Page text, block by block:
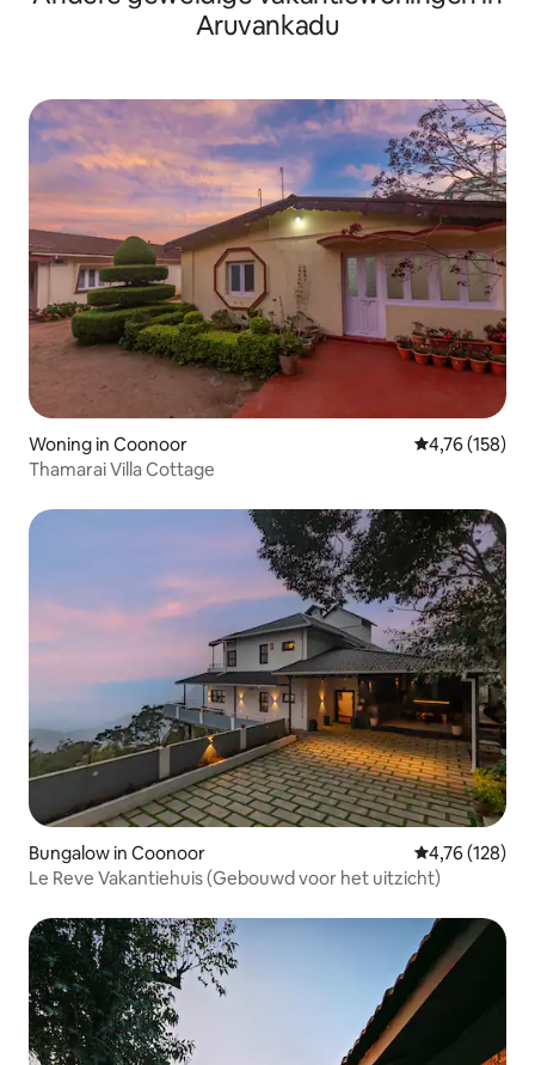
Aruvankadu
Woning in Coonoor Gemiddelde
4,76 (158)
Thamarai Villa Cottage
Bungalow in Coonoor Gemiddelde
4,76 (128)
Le Reve Vakantiehuis (Gebouwd voor het uitzicht)